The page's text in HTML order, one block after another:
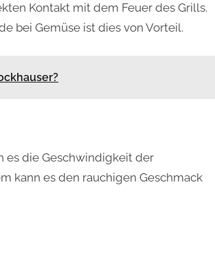
Kontakt mit dem Feuer des Grills.
bei Gemüse ist dies von Vorteil.
es die Geschwindigkeit der
kann es den rauchigen Geschmack